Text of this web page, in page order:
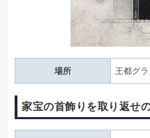
場所 王都グ
家宝の首飾りを取り返せ